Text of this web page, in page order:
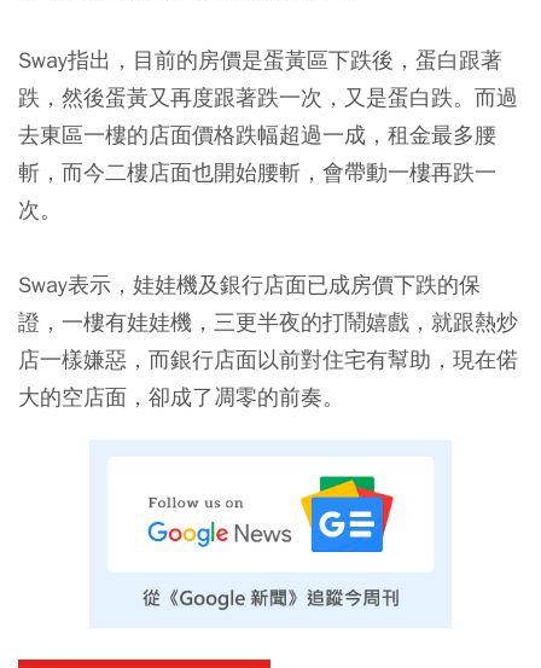
Sway指出，目前的房價是蛋黃區下跌後，蛋白跟著
跌，然後蛋黃又再度跟著跌一次，又是蛋白跌。而過
去東區一樓的店面價格跌幅超過一成，租金最多腰
斬，而今二樓店面也開始腰斬，會帶動一樓再跌一
次。
Sway表示，娃娃機及銀行店面已成房價下跌的保
證，一樓有娃娃機，三更半夜的打鬧嬉戲，就跟熱炒
店一樣嫌惡，而銀行店面以前對住宅有幫助，現在偌
大的空店面，卻成了凋零的前奏。